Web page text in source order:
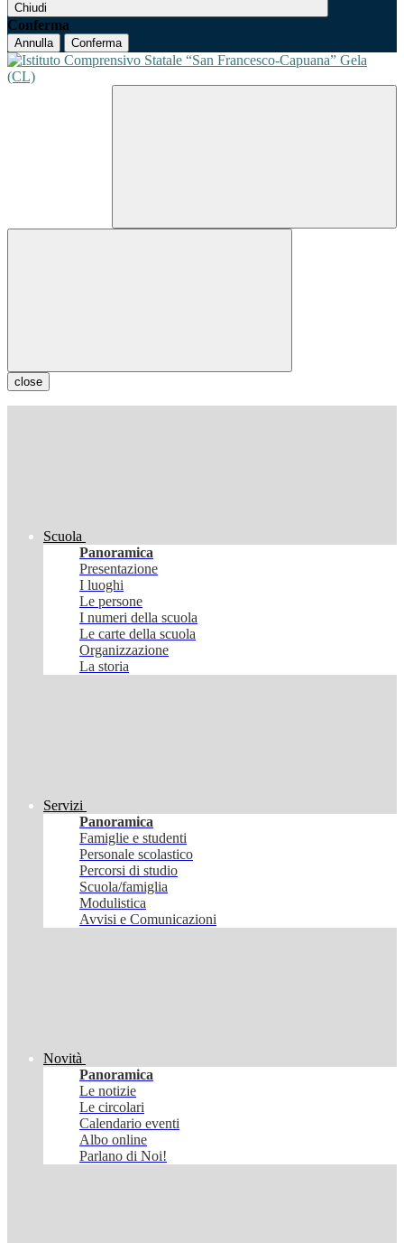
Chiudi
Conferma
Annulla Conferma
close
Scuola
Panoramica
Presentazione
I luoghi
Le persone
I numeri della scuola
Le carte della scuola
Organizzazione
La storia
Servizi
Panoramica
Famiglie e studenti
Personale scolastico
Percorsi di studio
Scuola/famiglia
Modulistica
Avvisi e Comunicazioni
Novità
Panoramica
Le notizie
Le circolari
Calendario eventi
Albo online
Parlano di Noi!